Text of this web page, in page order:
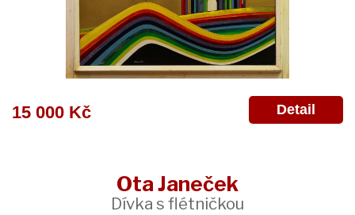
15 000 Kč Detail
Ota Janeček
Dívka s flétničkou